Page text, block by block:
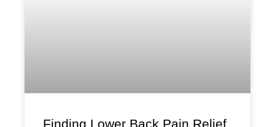
Finding Lower Back Pain Relief